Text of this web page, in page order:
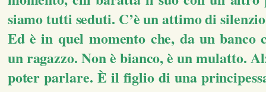
siamo tutti seduti. C’è un attimo di
Ed è in quel momento che, da un banco
un ragazzo. Non è bianco, è un mulatto.
poter parlare. È il figlio di una